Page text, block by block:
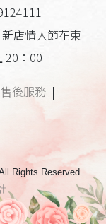
店情人節花束
20：00
售後服務 |
Rights Reserved.